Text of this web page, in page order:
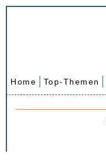
Home Top-Themen